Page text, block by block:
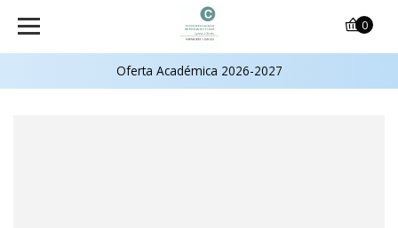
Oferta Académica 2026-2027
0